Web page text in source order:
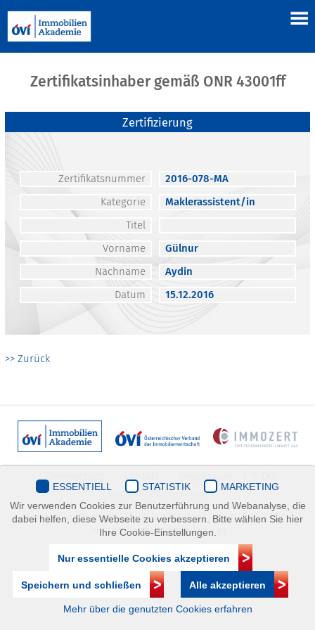
Zertifikatsinhaber gemäß ONR 43001ff
Zertifizierung
Zertifikatsnummer
2016-078-MA
Kategorie
Maklerassistent/in
Titel
Vorname
Gülnur
Nachname
Aydin
Datum
15.12.2016
>> Zurück
Immobilienakademie
Mariahilfer Straße 116/2.OG/2 1070 Wien | +43(1)505 32 50 |
immobilienakademie@ovi.at
ESSENTIELL STATISTIK
MARKETING
Wir verwenden Cookies zur Benutzerführung und Webanalyse, die
dabei helfen, diese Webseite zu verbessern. Bitte wählen Sie hier
Ihre Cookie-Einstellungen.
Nur essentielle Cookies akzeptieren
Speichern und schließen Alle akzeptieren
Mehr über die genutzten Cookies erfahren